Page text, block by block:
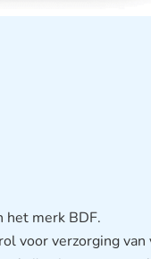
het merk BDF.
voor verzorging